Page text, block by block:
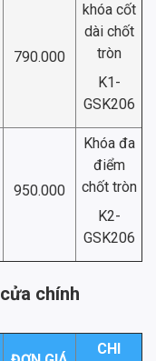
790.000
khóa cốt
dài chốt
tròn
K1-
GSK206
950.000
Khóa đa
điểm
chốt tròn
K2-
GSK206
chính
CHI